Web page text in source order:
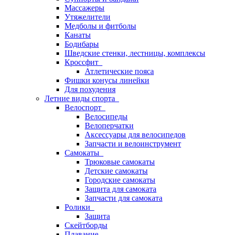
Массажеры
Утяжелители
Медболы и фитболы
Канаты
Бодибары
Шведские стенки, лестницы, комплексы
Кроссфит
Атлетические пояса
Фишки конусы линейки
Для похудения
Летние виды спорта
Велоспорт
Велосипеды
Велоперчатки
Аксессуары для велосипедов
Запчасти и велоинструмент
Самокаты
Трюковые самокаты
Детские самокаты
Городские самокаты
Защита для самоката
Запчасти для самоката
Ролики
Защита
Скейтборды